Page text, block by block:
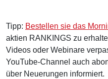
Tipp: Bestellen sie das
aktien RANKINGS zu
Videos oder Webinare
YouTube-Channel auch
über Neuerungen informiert.